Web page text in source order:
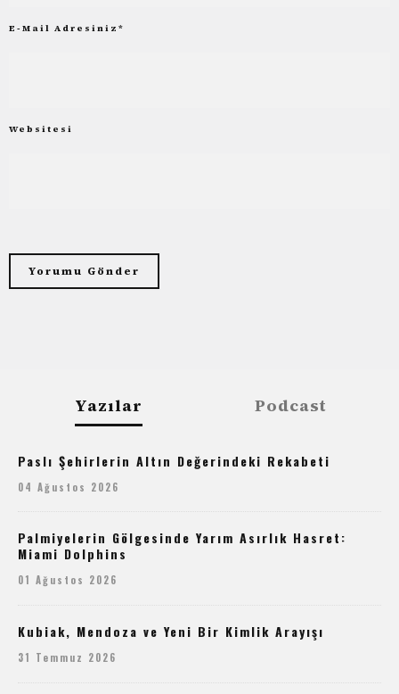
E-Mail Adresiniz *
Websitesi
Yazılar Podcast
Paslı Şehirlerin Altın Değerindeki Rekabeti
04 Ağustos 2026
Palmiyelerin Gölgesinde Yarım Asırlık Hasret:
Miami Dolphins
01 Ağustos 2026
Kubiak, Mendoza ve Yeni Bir Kimlik Arayışı
31 Temmuz 2026